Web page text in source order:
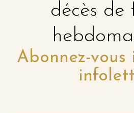
décès de
Abonnez-